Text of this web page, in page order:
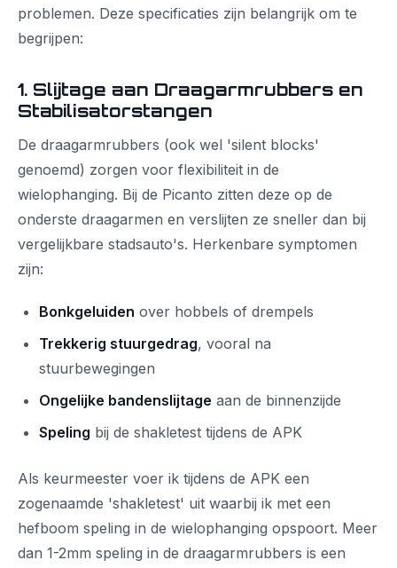
problemen. Deze specificaties zijn belangrijk om te
begrijpen:
1. Slijtage aan Draagarmrubbers en
Stabilisatorstangen
De draagarmrubbers (ook wel 'silent blocks'
genoemd) zorgen voor flexibiliteit in de
wielophanging. Bij de Picanto zitten deze op de
onderste draagarmen en verslijten ze sneller dan bij
vergelijkbare stadsauto's. Herkenbare symptomen
zijn:
Bonkgeluiden over hobbels of drempels
Trekkerig stuurgedrag, vooral na
stuurbewegingen
Ongelijke bandenslijtage aan de binnenzijde
Speling bij de shakletest tijdens de APK
Als keurmeester voer ik tijdens de APK een
zogenaamde 'shakletest' uit waarbij ik met een
hefboom speling in de wielophanging opspoort. Meer
dan 1-2mm speling in de draagarmrubbers is een